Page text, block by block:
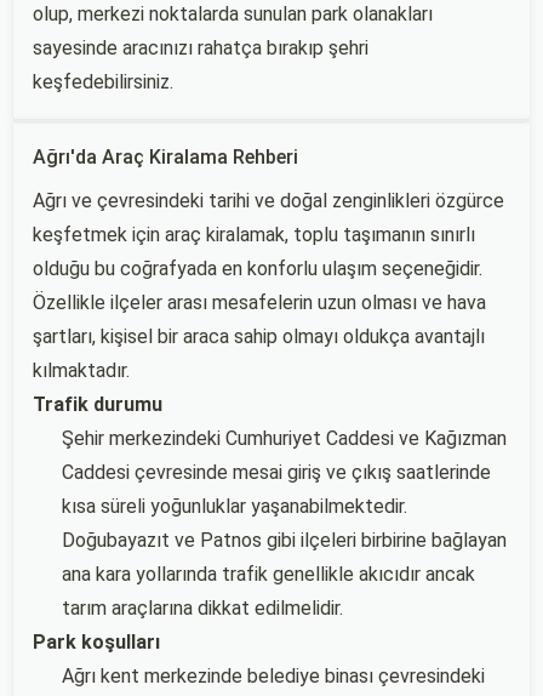
olup, merkezi noktalarda sunulan park olanakları
sayesinde aracınızı rahatça bırakıp şehri
keşfedebilirsiniz.
Ağrı'da Araç Kiralama Rehberi
Ağrı ve çevresindeki tarihi ve doğal zenginlikleri özgürce
keşfetmek için araç kiralamak, toplu taşımanın sınırlı
olduğu bu coğrafyada en konforlu ulaşım seçeneğidir.
Özellikle ilçeler arası mesafelerin uzun olması ve hava
şartları, kişisel bir araca sahip olmayı oldukça avantajlı
kılmaktadır.
Trafik durumu
Şehir merkezindeki Cumhuriyet Caddesi ve Kağızman
Caddesi çevresinde mesai giriş ve çıkış saatlerinde
kısa süreli yoğunluklar yaşanabilmektedir.
Doğubayazıt ve Patnos gibi ilçeleri birbirine bağlayan
ana kara yollarında trafik genellikle akıcıdır ancak
tarım araçlarına dikkat edilmelidir.
Park koşulları
Ağrı kent merkezinde belediye binası çevresindeki